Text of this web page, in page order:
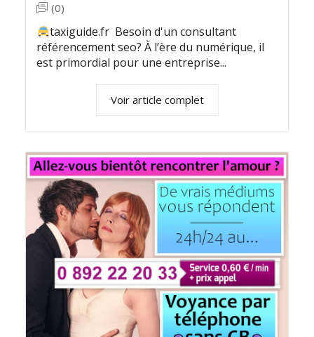
(0)
taxiguide.fr Besoin d'un consultant
référencement seo? À l’ère du numérique, il
est primordial pour une entreprise...
Voir article complet